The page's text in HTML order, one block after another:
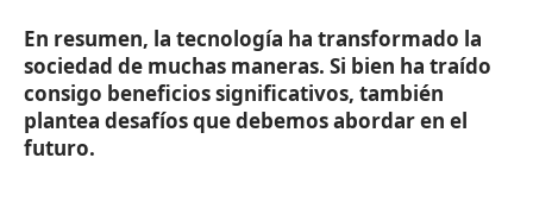
En resumen, la tecnología ha transformado la
sociedad de muchas maneras. Si bien ha traído
consigo beneficios significativos, también
plantea desafíos que debemos abordar en el
futuro.